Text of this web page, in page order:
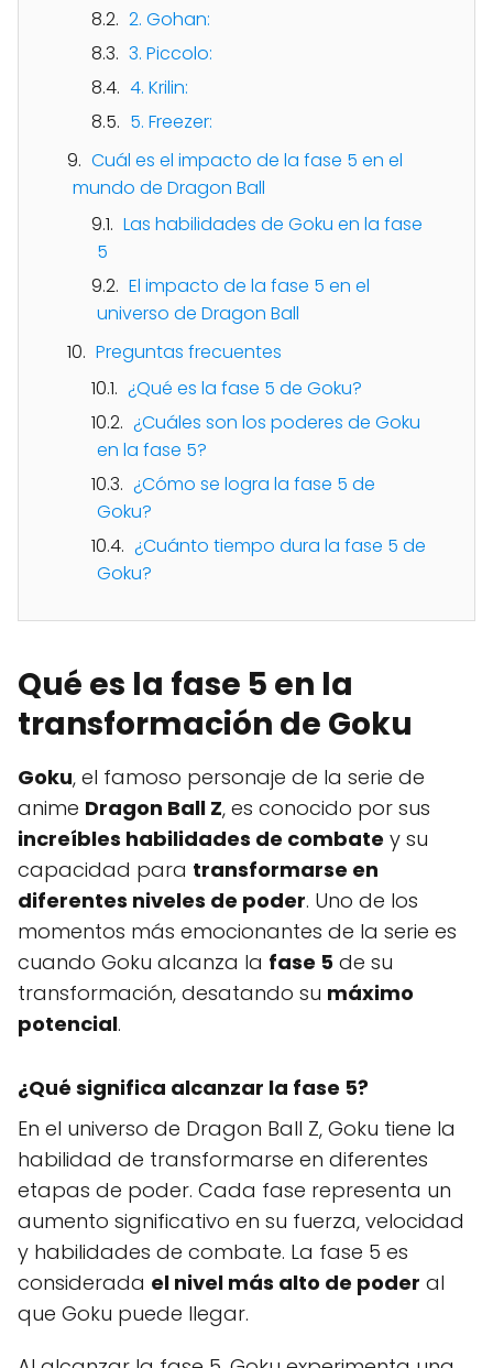
2. Gohan:
3. Piccolo:
4. Krilin:
5. Freezer:
Cuál es el impacto de la fase 5 en el
mundo de Dragon Ball
Las habilidades de Goku en la fase
5
El impacto de la fase 5 en el
universo de Dragon Ball
Preguntas frecuentes
¿Qué es la fase 5 de Goku?
¿Cuáles son los poderes de Goku
en la fase 5?
¿Cómo se logra la fase 5 de
Goku?
¿Cuánto tiempo dura la fase 5 de
Goku?
Qué es la fase 5 en la
transformación de Goku
Goku, el famoso personaje de la serie de
anime Dragon Ball Z, es conocido por sus
increíbles habilidades de combate y su
capacidad para transformarse en
diferentes niveles de poder. Uno de los
momentos más emocionantes de la serie es
cuando Goku alcanza la fase 5 de su
transformación, desatando su máximo
potencial.
¿Qué significa alcanzar la fase 5?
En el universo de Dragon Ball Z, Goku tiene la
habilidad de transformarse en diferentes
etapas de poder. Cada fase representa un
aumento significativo en su fuerza, velocidad
y habilidades de combate. La fase 5 es
considerada el nivel más alto de poder al
que Goku puede llegar.